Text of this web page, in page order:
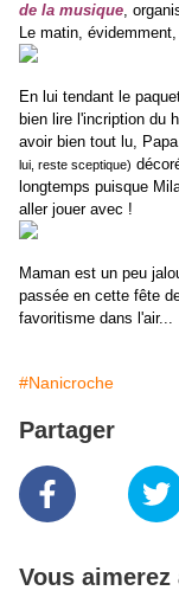
de la musique,
Le matin,
En lui tendant le
bien lire l'incription du
avoir bien tout lu,
lui, reste sceptique)
longtemps puisque
aller jouer avec !
Maman est un peu
passée en cette fête
favoritisme dans l'air...
#Nanicroche
Partager
Vous aimerez